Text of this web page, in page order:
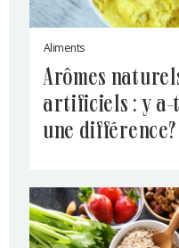
Aliments
arômes naturels ou
artificiels : y
une différence?